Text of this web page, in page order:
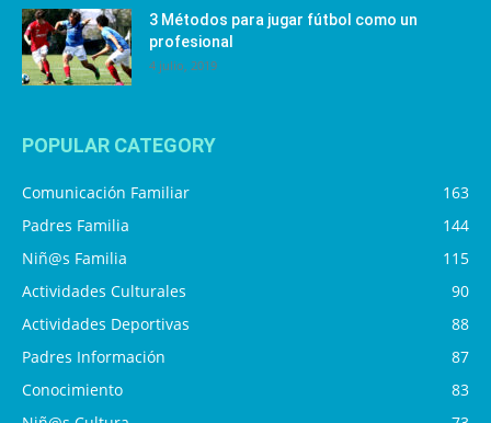
3 Métodos para jugar fútbol como un
profesional
4 julio, 2019
POPULAR CATEGORY
Comunicación Familiar
163
Padres Familia
144
Niñ@s Familia
115
Actividades Culturales
90
Actividades Deportivas
88
Padres Información
87
Conocimiento
83